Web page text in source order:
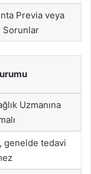
Previa veya
Sorunlar
Uzmanına
genelde tedavi